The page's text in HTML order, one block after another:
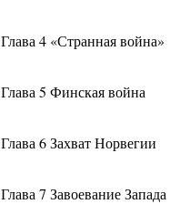
Глава 4 «Странная война»
Глава 5 Финская война
Глава 6 Захват Норвегии
Глава 7 Завоевание Запада